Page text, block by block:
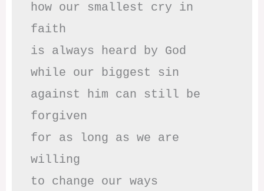
how our smallest cry in
faith
is always heard by God
while our biggest sin
against him can still be
forgiven
for as long as we are
willing
to change our ways